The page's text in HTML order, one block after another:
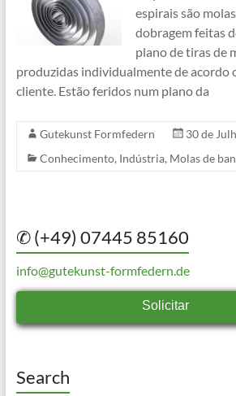
espirais são
dobragem feitas
plano de tiras de
produzidas individualmente de acordo
cliente. Estão feridos num plano da
Gutekunst Formfedern
30 de
Conhecimento, Indústria, Molas de
✆ (+49) 07445 85160
info@gutekunst-formfedern.de
Solicitar
Search